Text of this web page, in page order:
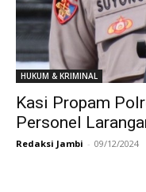
HUKUM & KRIMINAL
Kasi Propam
Personel
Redaksi Jambi - 09/12/2024